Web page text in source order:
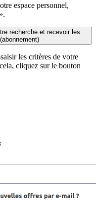
espace personnel,
recherche et recevoir les
les critères de votre
cliquez sur le bouton